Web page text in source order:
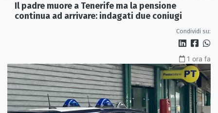
Il padre muore a Tenerife ma la pensione
continua ad arrivare: indagati due coniugi
Condividi su:
1 ora fa